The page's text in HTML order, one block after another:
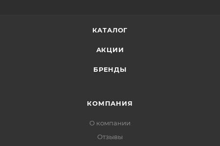
КАТАЛОГ
АКЦИИ
БРЕНДЫ
КОМПАНИЯ
О компании
Отзывы